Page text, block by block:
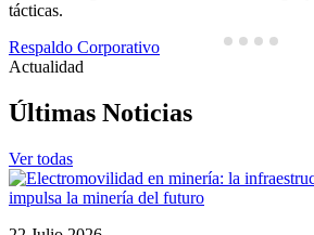
tácticas.
Respaldo Corporativo
Actualidad
Últimas Noticias
Ver todas